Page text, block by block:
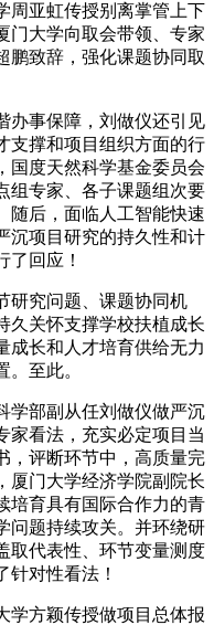
周亚虹传授别离掌管上下
门大学向取会带领、专家
鹏致辞，强化课题协同取
事保障，刘做仪还引见
支撑和项目组织方面的行
国度天然科学基金委员会
组专家、各子课题组次要
随后，面临人工智能快速
沉项目研究的持久性和计
了回应！
究问题、课题协同机
久关怀支撑学校扶植成长
成长和人才培育供给无力
至此。
部副从任刘做仪做严沉
家看法，充实必定项目当
，评断环节中，高质量完
厦门大学经济学院副院长
培育具有国际合作力的青
问题持续攻关。并环绕研
取代表性、环节变量测度
针对性看法！
方颖传授做项目总体报